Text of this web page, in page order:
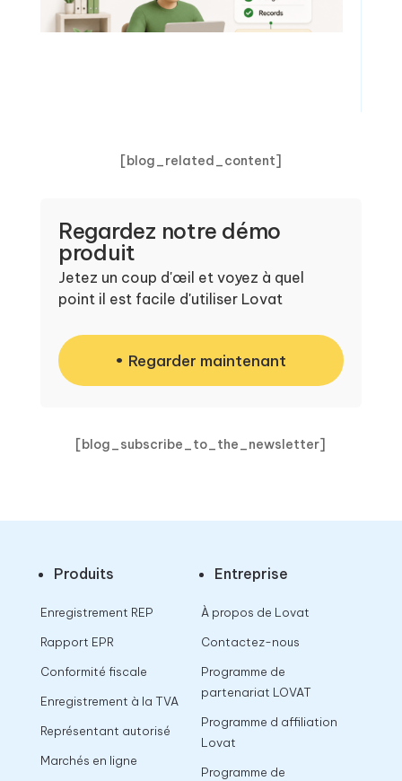
[blog_related_content]
Regardez notre démo
produit
Jetez un coup d'œil et voyez à quel
point il est facile d'utiliser Lovat
Regarder maintenant
[blog_subscribe_to_the_newsletter]
Produits
Enregistrement REP
Rapport EPR
Conformité fiscale
Enregistrement à la TVA
Représentant autorisé
Marchés en ligne
Entreprise
À propos de Lovat
Contactez-nous
Programme de
partenariat LOVAT
Programme d affiliation
Lovat
Programme de